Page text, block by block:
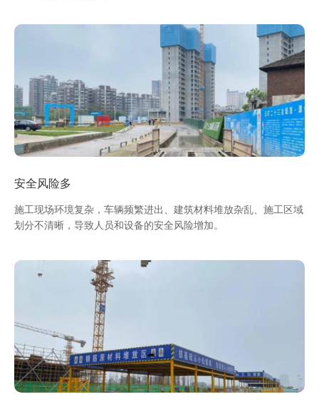
安全风险多
施工现场环境复杂，车辆频繁进出、建筑材料堆放杂乱、施工区域
划分不清晰，导致人员和设备的安全风险增加。